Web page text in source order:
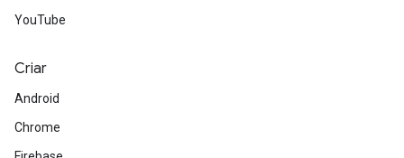
YouTube
Criar
Android
Chrome